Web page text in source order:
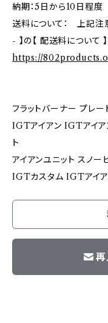
納期：5日から10日程度
送料について： 上記
- 】の【 配送料について
https://
フラットバーナー プレ
IGTアイアン IGTアイ
ト
アイアンユニット スノ
IGTカスタム IGTアイ